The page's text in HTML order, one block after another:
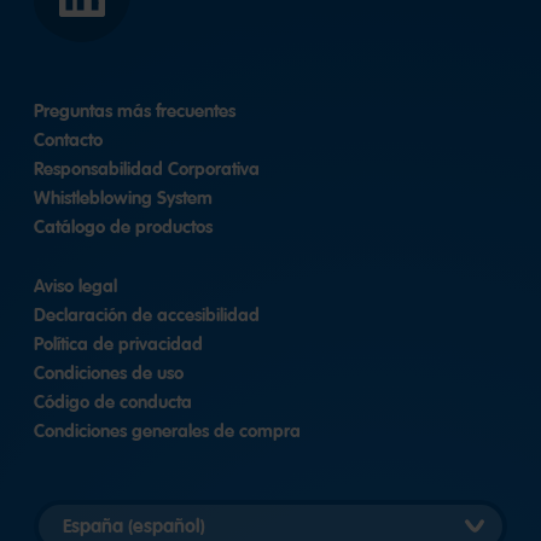
Preguntas más frecuentes
Contacto
Responsabilidad Corporativa
Whistleblowing System
Catálogo de productos
Aviso legal
Declaración de accesibilidad
Política de privacidad
Condiciones de uso
Código de conducta
Condiciones generales de compra